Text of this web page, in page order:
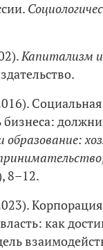
Капитализм и
Социальная
бизнеса:
образование:
8–12.
как